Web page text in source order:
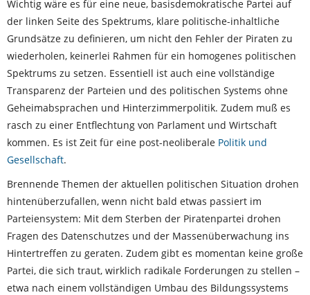
Wichtig wäre es für eine neue, basisdemokratische Partei auf
der linken Seite des Spektrums, klare politische-inhaltliche
Grundsätze zu definieren, um nicht den Fehler der Piraten zu
wiederholen, keinerlei Rahmen für ein homogenes politischen
Spektrums zu setzen. Essentiell ist auch eine vollständige
Transparenz der Parteien und des politischen Systems ohne
Geheimabsprachen und Hinterzimmerpolitik. Zudem muß es
rasch zu einer Entflechtung von Parlament und Wirtschaft
kommen. Es ist Zeit für eine post-neoliberale Politik und
Gesellschaft.
Brennende Themen der aktuellen politischen Situation drohen
hintenüberzufallen, wenn nicht bald etwas passiert im
Parteiensystem: Mit dem Sterben der Piratenpartei drohen
Fragen des Datenschutzes und der Massenüberwachung ins
Hintertreffen zu geraten. Zudem gibt es momentan keine große
Partei, die sich traut, wirklich radikale Forderungen zu stellen –
etwa nach einem vollständigen Umbau des Bildungssystems